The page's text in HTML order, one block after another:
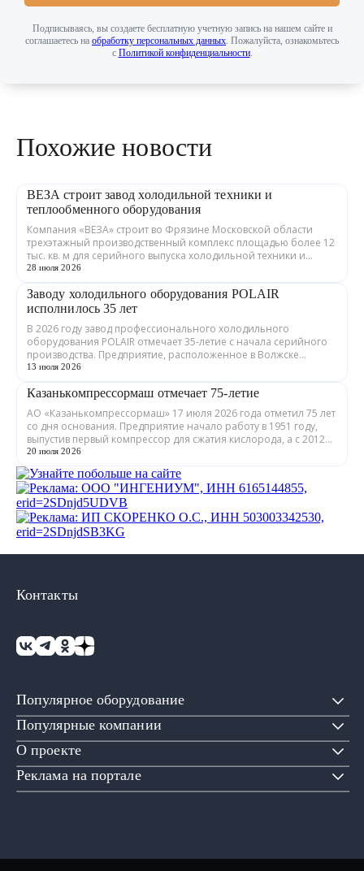
Подписываясь, вы создаете бесплатную учетную запись на нашем сайте и
соглашаетесь на обработку персональных данных . Пожалуйста, ознакомьтесь
с Политикой конфиденциальности.
Похожие новости
ВЕЗА строит завод холодильной техники и
теплообменного оборудования
Компания «ВЕЗА» строит во Фрязине Московской области
трехэтажный производственный комплекс площадью более 12
тыс. кв. м для серийного выпуска холодильной техники и
теплообменного оборудования. ...
28 июля 2026
Заводу холодильного оборудования POLAIR
исполнилось 35 лет
В 2026 году завод профессионального холодильного
оборудования POLAIR отмечает 35-летие с начала серийного
производства. Предприятие, расположенное в Волжске
Республики Марий Эл, выпускает обору...
13 июля 2026
Казанькомпрессормаш отмечает 75-летие
АО «Казанькомпрессормаш» 17 июля 2026 года отметил 75 лет
со дня основания. Предприятие начало работу в 1951 году,
выпустив первый компрессор для сжатия кислорода, а с 2012
года входит в состав...
20 июля 2026
Популярное оборудование
Популярные компании
О проекте
Реклама на портале
Контакты